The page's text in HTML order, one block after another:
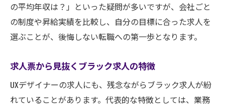
の平均年収は？」といった疑問が多いですが、会社ごと
の制度や昇給実績を比較し、自分の目標に合った求人を
選ぶことが、後悔しない転職への第一歩となります。
求人票から見抜くブラック求人の特徴
UXデザイナーの求人にも、残念ながらブラック求人が紛
れていることがあります。代表的な特徴としては、業務